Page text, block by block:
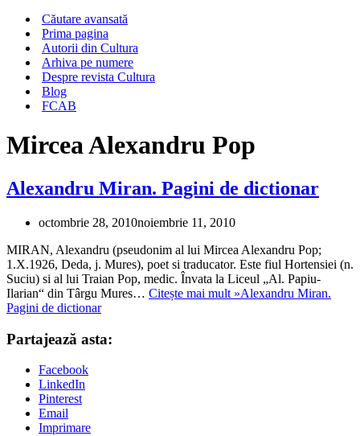
Căutare avansată
Prima pagina
Autorii din Cultura
Arhiva pe numere
Despre revista Cultura
Blog
FCAB
Mircea Alexandru Pop
Alexandru Miran. Pagini de dictionar
octombrie 28, 2010noiembrie 11, 2010
MIRAN, Alexandru (pseudonim al lui Mircea Alexandru Pop;
1.X.1926, Deda, j. Mures), poet si traducator. Este fiul Hortensiei (n.
Suciu) si al lui Traian Pop, medic. Învata la Liceul „Al. Papiu-
Ilarian“ din Târgu Mures… Citește mai mult »Alexandru Miran.
Pagini de dictionar
Partajează asta:
Facebook
LinkedIn
Pinterest
Email
Imprimare